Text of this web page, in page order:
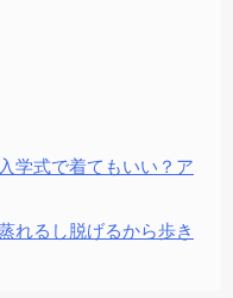
学式で着てもいい？ア
れるし脱げるから歩き